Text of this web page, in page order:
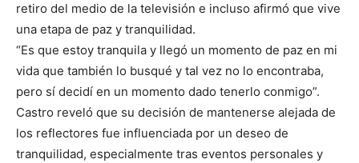
retiro del medio de la televisión e incluso afirmó que vive
una etapa de paz y tranquilidad.
“Es que estoy tranquila y llegó un momento de paz en mi
vida que también lo busqué y tal vez no lo encontraba,
pero sí decidí en un momento dado tenerlo conmigo”.
Castro reveló que su decisión de mantenerse alejada de
los reflectores fue influenciada por un deseo de
tranquilidad, especialmente tras eventos personales y